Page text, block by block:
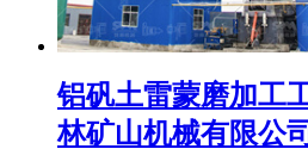
铝矾土雷蒙磨加工
林矿山机械有限公司